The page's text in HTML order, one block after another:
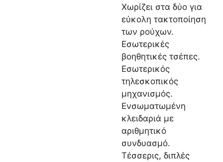
Χωρίζει στα δύο για
εύκολη τακτοποίηση
των ρούχων.
Εσωτερικές
βοηθητικές τσέπες.
Εσωτερικός
τηλεσκοπικός
μηχανισμός.
Ενσωματωμένη
κλειδαριά με
αριθμητικό
συνδυασμό.
Τέσσερις, διπλές